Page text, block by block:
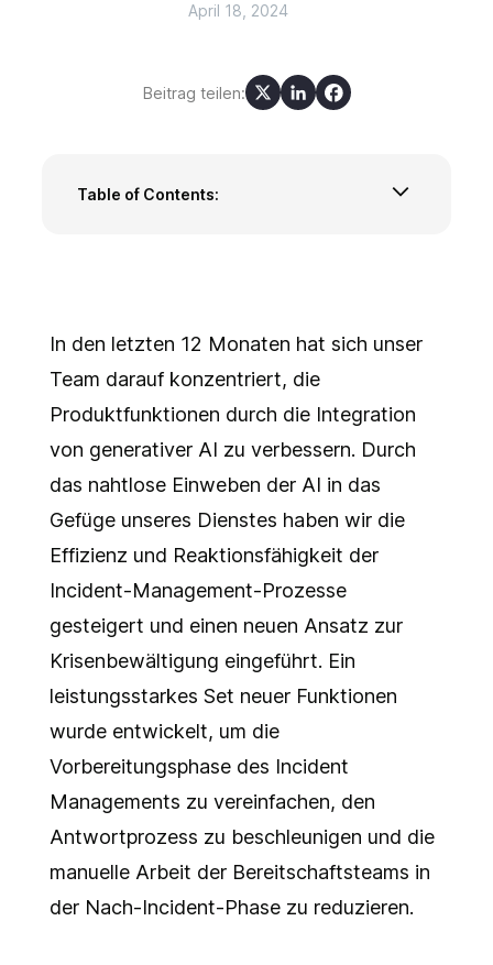
April 18, 2024
Beitrag teilen:
Table of Contents:
Lernen: Erstellen Sie automatisch
Nachbesprechungen
In den letzten 12 Monaten hat sich unser
Team darauf konzentriert, die
Produktfunktionen durch die Integration
von generativer AI zu verbessern. Durch
das nahtlose Einweben der AI in das
Gefüge unseres Dienstes haben wir die
Effizienz und Reaktionsfähigkeit der
Incident-Management-Prozesse
gesteigert und einen neuen Ansatz zur
Krisenbewältigung eingeführt. Ein
leistungsstarkes Set neuer Funktionen
wurde entwickelt, um die
Vorbereitungsphase des Incident
Managements zu vereinfachen, den
Antwortprozess zu beschleunigen und die
manuelle Arbeit der Bereitschaftsteams in
der Nach-Incident-Phase zu reduzieren.